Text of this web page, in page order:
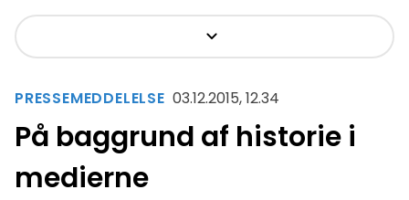
PRESSEMEDDELELSE 03.12.2015, 12.34
På baggrund af historie i
medierne